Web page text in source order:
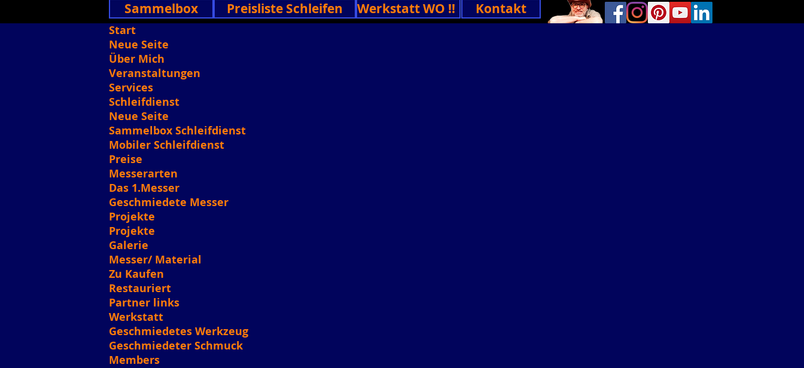
Sammelbox Preisliste Schleifen Werkstatt WO !! Kontakt
Start
Neue Seite
Über Mich
Veranstaltungen
Services
Schleifdienst
Neue Seite
Sammelbox Schleifdienst
Mobiler Schleifdienst
Preise
Messerarten
Das 1.Messer
Geschmiedete Messer
Projekte
Projekte
Galerie
Messer/ Material
Zu Kaufen
Restauriert
Partner links
Werkstatt
Geschmiedetes Werkzeug
Geschmiedeter Schmuck
Members